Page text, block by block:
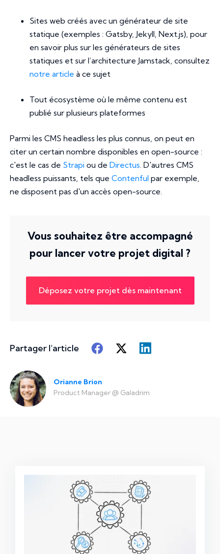
Sites web créés avec un générateur de site
statique (exemples : Gatsby, Jekyll, Next.js), pour
en savoir plus sur les générateurs de sites
statiques et sur l’architecture Jamstack, consultez
notre article à ce sujet
Tout écosystème où le même contenu est
publié sur plusieurs plateformes
Parmi les CMS headless les plus connus, on peut en
citer un certain nombre disponibles en open-source :
c'est le cas de Strapi ou de Directus . D'autres CMS
headless puissants, tels que Contenful par exemple,
ne disposent pas d'un accès open-source.
Vous souhaitez être accompagné
pour lancer votre projet digital ?
Déposez votre projet dès maintenant
Partager l'article
Orianne Brion
Product Manager @ Galadrim